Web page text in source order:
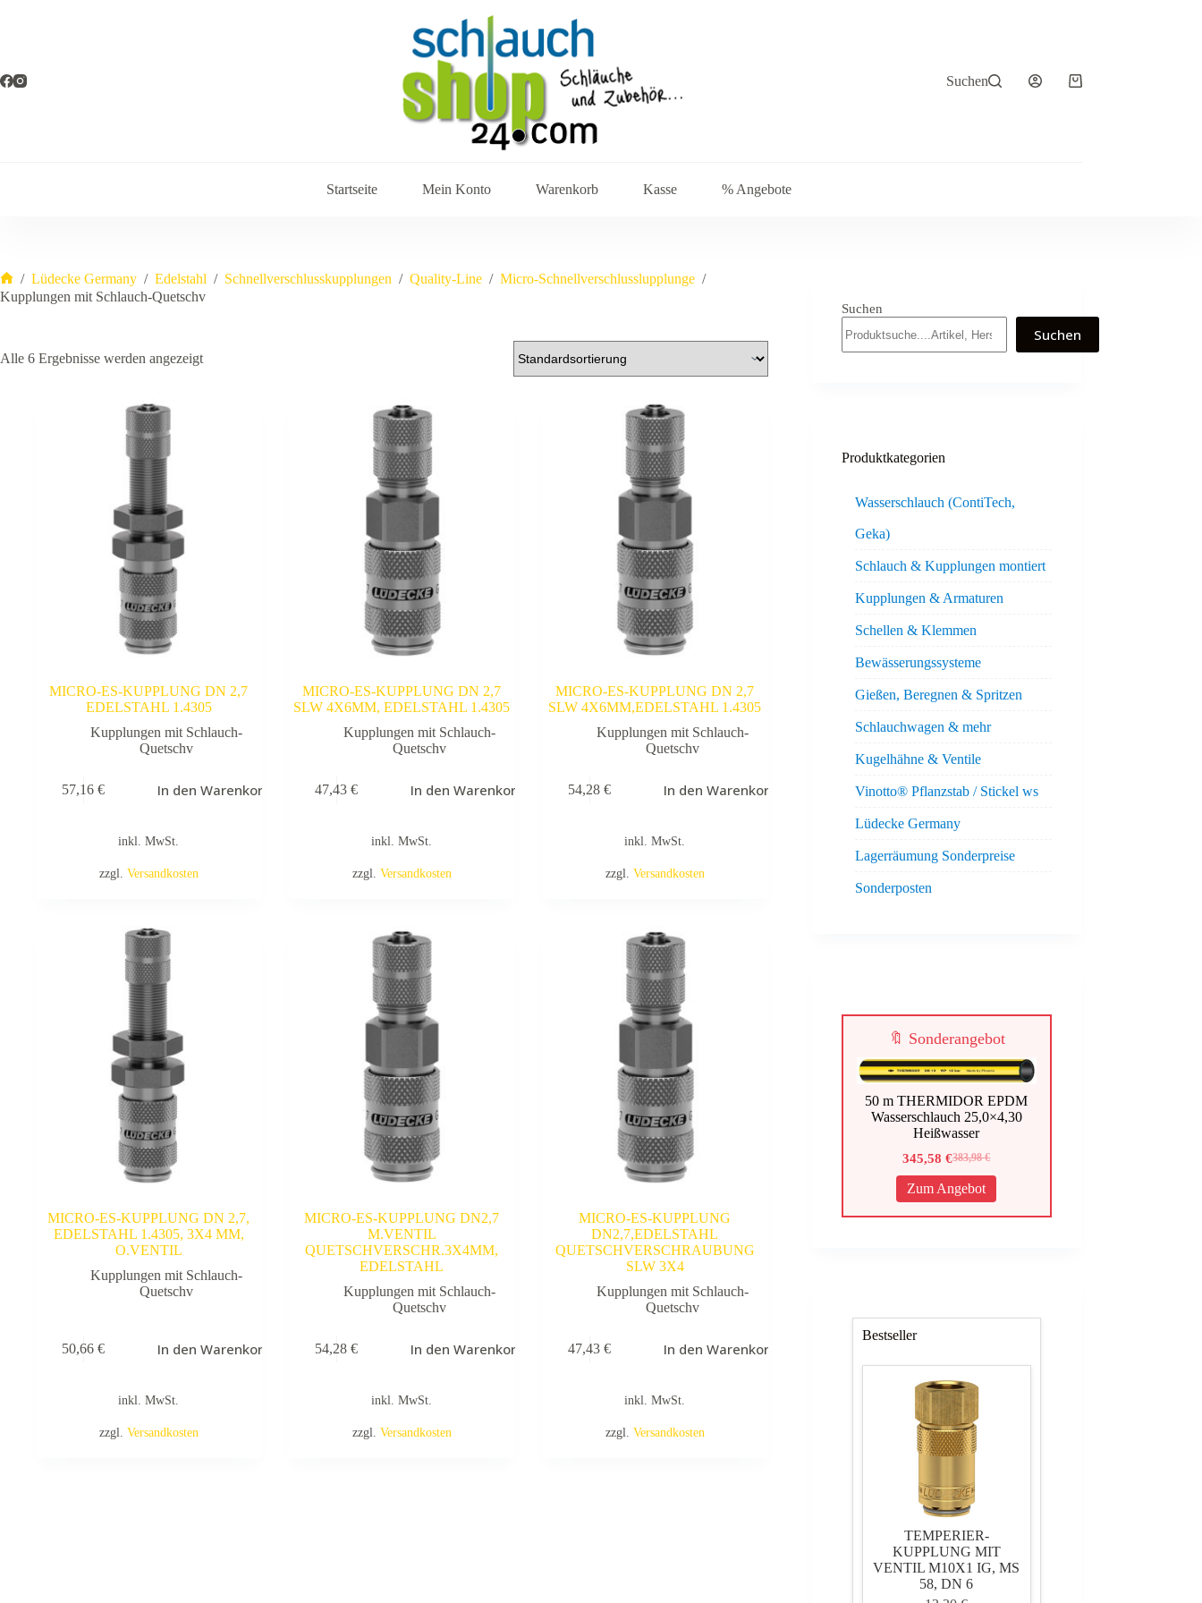
Suchen Warenkorb
Startseite Mein Konto Warenkorb Kasse % Angebote
Start
/ Lüdecke Germany / Edelstahl / Schnellverschlusskupplungen / Quality-Line / Micro-Schnellverschlusslupplunge /
Kupplungen mit Schlauch-Quetschv
Alle 6 Ergebnisse werden angezeigt
MICRO-ES-KUPPLUNG DN 2,7
EDELSTAHL 1.4305
Kupplungen mit Schlauch-
Quetschv
57,16€ In den Warenkorb
inkl. MwSt.
zzgl. Versandkosten
MICRO-ES-KUPPLUNG DN 2,7
SLW 4X6MM, EDELSTAHL 1.4305
Kupplungen mit Schlauch-
Quetschv
47,43€ In den Warenkorb
inkl. MwSt.
zzgl. Versandkosten
MICRO-ES-KUPPLUNG DN 2,7
SLW 4X6MM,EDELSTAHL 1.4305
Kupplungen mit Schlauch-
Quetschv
54,28€ In den Warenkorb
inkl. MwSt.
zzgl. Versandkosten
MICRO-ES-KUPPLUNG DN 2,7,
EDELSTAHL 1.4305, 3X4 MM,
O.VENTIL
Kupplungen mit Schlauch-
Quetschv
50,66€ In den Warenkorb
inkl. MwSt.
zzgl. Versandkosten
MICRO-ES-KUPPLUNG DN2,7
M.VENTIL
QUETSCHVERSCHR.3X4MM,
EDELSTAHL
Kupplungen mit Schlauch-
Quetschv
54,28€ In den Warenkorb
inkl. MwSt.
zzgl. Versandkosten
MICRO-ES-KUPPLUNG
DN2,7,EDELSTAHL
QUETSCHVERSCHRAUBUNG
SLW 3X4
Kupplungen mit Schlauch-
Quetschv
47,43€ In den Warenkorb
inkl. MwSt.
zzgl. Versandkosten
Suchen
Suchen
Produktkategorien
Wasserschlauch (ContiTech,
Geka)
Schlauch & Kupplungen montiert
Kupplungen & Armaturen
Schellen & Klemmen
Bewässerungssysteme
Gießen, Beregnen & Spritzen
Schlauchwagen & mehr
Kugelhähne & Ventile
Vinotto® Pflanzstab / Stickel ws
Lüdecke Germany
Lagerräumung Sonderpreise
Sonderposten
🔖 Sonderangebot
50 m THERMIDOR EPDM
Wasserschlauch 25,0×4,30
Heißwasser
383,98€
Ursprünglicher
Preis
war:
383,98 €
345,58€
Aktueller
Preis
ist:
345,58 €.
Zum Angebot
Bestseller
TEMPERIER-
KUPPLUNG MIT
VENTIL M10X1 IG, MS
58, DN 6